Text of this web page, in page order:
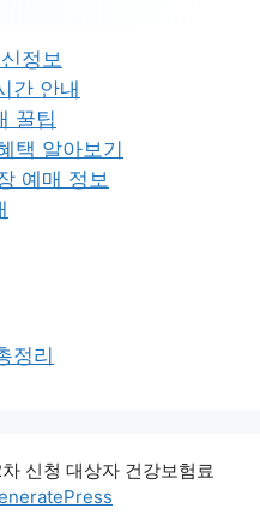
정보
간 안내
꿀팁
택 알아보기
예매 정보
정리
신청 대상자 건강보험료